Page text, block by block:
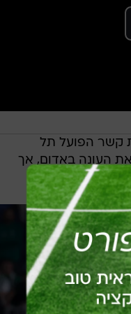
קשר הפועל תל
בן ה-22, שהחל את העונה באדום, אך
פתח תקוה
נוספת.